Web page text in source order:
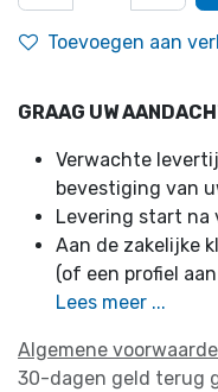
Toevoegen aan
GRAAG UW
Verwachte
bevestiging van
Levering start na
Aan de zakelijke
(of een profiel
Lees meer ...
Algemene
30-dagen geld terug